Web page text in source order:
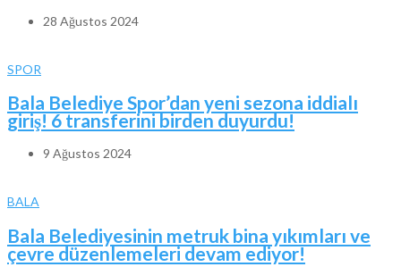
28 Ağustos 2024
SPOR
Bala Belediye Spor’dan yeni sezona iddialı
giriş! 6 transferini birden duyurdu!
9 Ağustos 2024
BALA
Bala Belediyesinin metruk bina yıkımları ve
çevre düzenlemeleri devam ediyor!